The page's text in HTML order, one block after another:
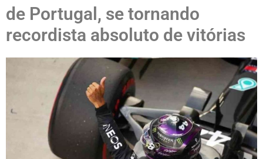
de Portugal, se tornando
recordista absoluto de vitórias